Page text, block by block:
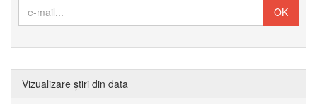
Vizualizare știri din data